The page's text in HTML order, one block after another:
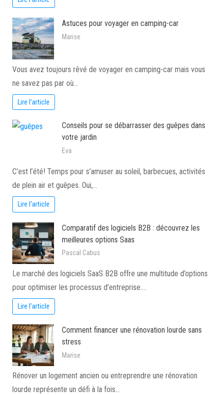
Astuces pour voyager en camping-car
Marise
Vous avez toujours rêvé de voyager en camping-car mais vous
ne savez pas par où…
Lire l'article
Conseils pour se débarrasser des guêpes dans
votre jardin
Eva
C’est l’été! Temps pour s’amuser au soleil, barbecues, activités
de plein air et guêpes. Oui,…
Lire l'article
Comparatif des logiciels B2B : découvrez les
meilleures options Saas
Pascal Cabus
Le marché des logiciels SaaS B2B offre une multitude d’options
pour optimiser les processus d’entreprise.…
Lire l'article
Comment financer une rénovation lourde sans
stress
Marise
Rénover un logement ancien ou entreprendre une rénovation
lourde représente un défi à la fois…